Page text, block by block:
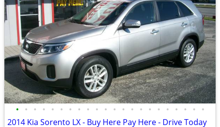
• • • • • • • • • • • • • • • • • • • • • •
2014 Kia Sorento LX - Buy Here Pay Here - Drive Today